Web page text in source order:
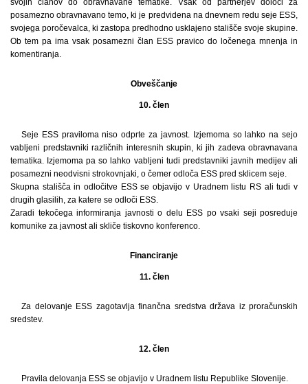
posamezno obravnavano temo, ki je predvidena na dnevnem redu seje ESS,
svojega poročevalca, ki zastopa predhodno usklajeno stališče svoje skupine.
Ob tem pa ima vsak posamezni član ESS pravico do ločenega mnenja in
komentiranja.
Obveščanje
10. člen
Seje ESS praviloma niso odprte za javnost. Izjemoma so lahko na sejo
vabljeni predstavniki različnih interesnih skupin, ki jih zadeva obravnavana
tematika. Izjemoma pa so lahko vabljeni tudi predstavniki javnih medijev ali
posamezni neodvisni strokovnjaki, o čemer odloča ESS pred sklicem seje.
Skupna stališča in odločitve ESS se objavijo v Uradnem listu RS ali tudi v
drugih glasilih, za katere se odloči ESS.
Zaradi tekočega informiranja javnosti o delu ESS po vsaki seji posreduje
komunike za javnost ali skliče tiskovno konferenco.
Financiranje
11. člen
Za delovanje ESS zagotavlja finančna sredstva država iz proračunskih
sredstev.
12. člen
Pravila delovanja ESS se objavijo v Uradnem listu Republike Slovenije.